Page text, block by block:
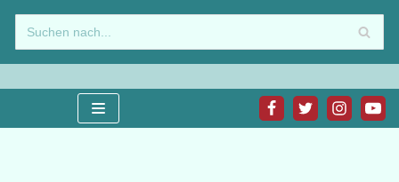
Zum
Inhalt
springen